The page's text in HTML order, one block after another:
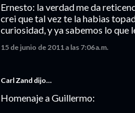
Ernesto: la verdad me da
crei que tal vez te la habias
curiosidad, y ya sabemos lo que
15 de junio de 2011 a las 7:06 a.m.
Carl Zand dijo…
Homenaje a Guillermo: